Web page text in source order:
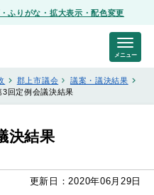
ふりがな・拡大表示・配色変更
郡上市議会
議案・議決結果
3回定例会議決結果
決結果
更新日：2020年06月29日
メニュー